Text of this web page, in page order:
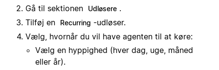
Gå til sektionen
Udløsere .
Tilføj en
Recurring -udløser.
Vælg, hvornår du vil have agenten til at køre:
Vælg en hyppighed (hver dag, uge, måned
eller år).